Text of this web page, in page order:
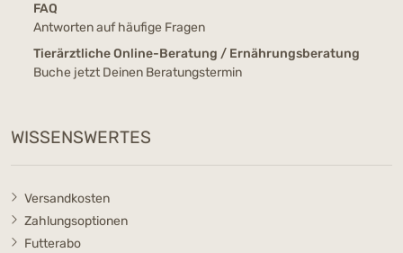
FAQ
Antworten auf häufige Fragen
Tierärztliche Online-Beratung / Ernährungsberatung
Buche jetzt Deinen Beratungstermin
WISSENSWERTES
Versandkosten
Zahlungsoptionen
Futterabo